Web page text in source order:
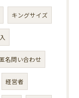
キングサイズ
名問い合わせ
経営者